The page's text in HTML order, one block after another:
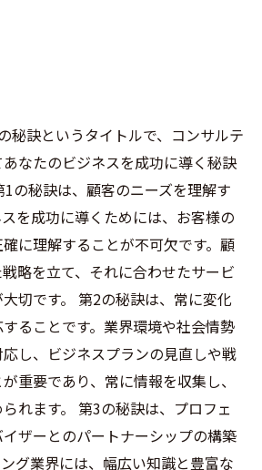
秘訣というタイトルで、コンサルテ
なたのビジネスを成功に導く秘訣
の秘訣は、顧客のニーズを理解す
を成功に導くためには、お客様の
に理解することが不可欠です。顧
略を立て、それに合わせたサービ
切です。 第2の秘訣は、常に変化
ることです。業界環境や社会情勢
し、ビジネスプランの見直しや戦
重要であり、常に情報を収集し、
れます。 第3の秘訣は、プロフェ
ザーとのパートナーシップの構築
グ業界には、幅広い知識と豊富な